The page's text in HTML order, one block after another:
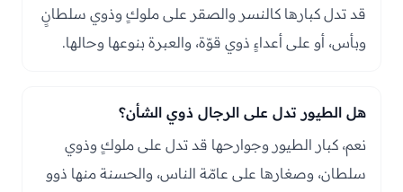
قد تدل كبارها كالنسر والصقر على ملوكٍ وذوي سلطانٍ
وبأس، أو على أعداءٍ ذوي قوّة، والعبرة بنوعها وحالها.
هل الطيور تدل على الرجال ذوي الشأن؟
نعم، كبار الطيور وجوارحها قد تدل على ملوكٍ وذوي
سلطان، وصغارها على عامّة الناس، والحسنة منها ذوو